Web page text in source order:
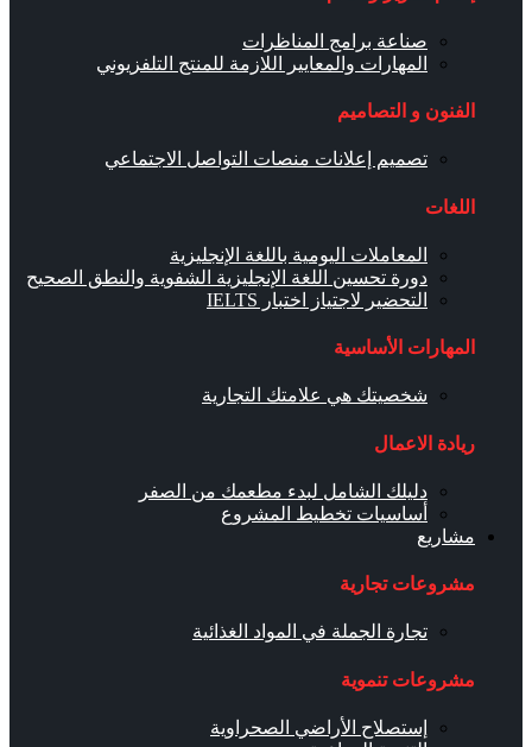
صناعة برامج المناظرات
المهارات والمعايير اللازمة للمنتج التلفزيوني
الفنون و التصاميم
تصميم إعلانات منصات التواصل الاجتماعي
اللغات
المعاملات اليومية باللغة الإنجليزية
دورة تحسين اللغة الإنجليزية الشفوية والنطق الصحيح
التحضير لاجتياز اختبار IELTS
المهارات الأساسية
شخصيتك هي علامتك التجارية
ريادة الاعمال
دليلك الشامل لبدء مطعمك من الصفر
أساسيات تخطيط المشروع
مشاريع
مشروعات تجارية
تجارة الجملة في المواد الغذائية
مشروعات تنموية
إستصلاح الأراضي الصحراوية